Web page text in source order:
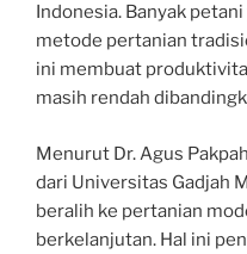
Indonesia. Banyak
metode pertanian
ini membuat
masih rendah
Menurut Dr. Agus
dari Universitas Gadjah
beralih ke pertanian
berkelanjutan. Hal ini